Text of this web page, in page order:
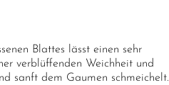
Blattes lässt einen sehr
verblüffenden Weichheit und
sanft dem Gaumen schmeichelt.